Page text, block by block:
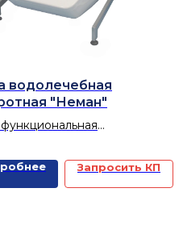
водолечебная
"Неман"
системой наклона
для
стандартных
Запросить КП